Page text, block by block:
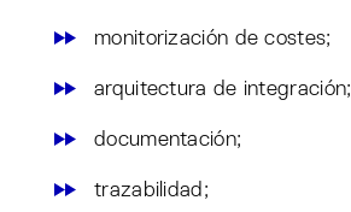
monitorización de costes;
arquitectura de integración;
documentación;
trazabilidad;